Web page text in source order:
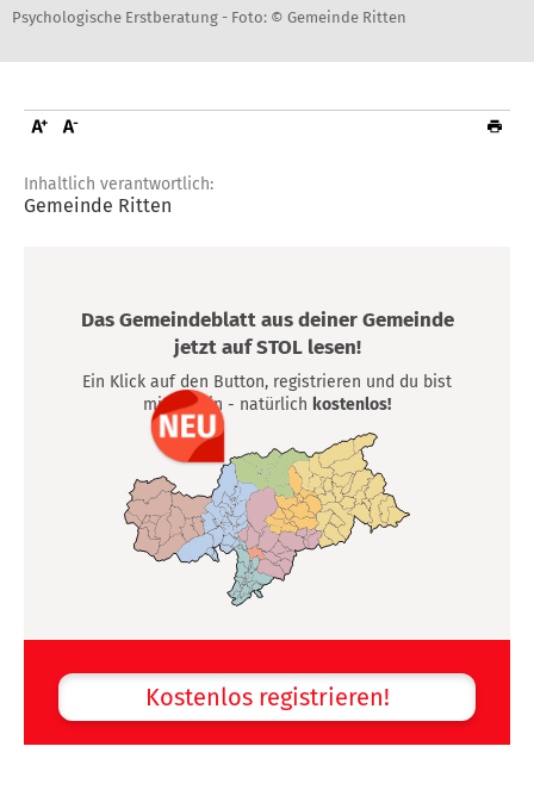
Psychologische Erstberatung - Foto: © Gemeinde Ritten
Inhaltlich verantwortlich:
Gemeinde Ritten
Das Gemeindeblatt aus deiner Gemeinde
jetzt auf STOL lesen!
Ein Klick auf den Button, registrieren und du bist
mittendrin - natürlich kostenlos!
Kostenlos registrieren!